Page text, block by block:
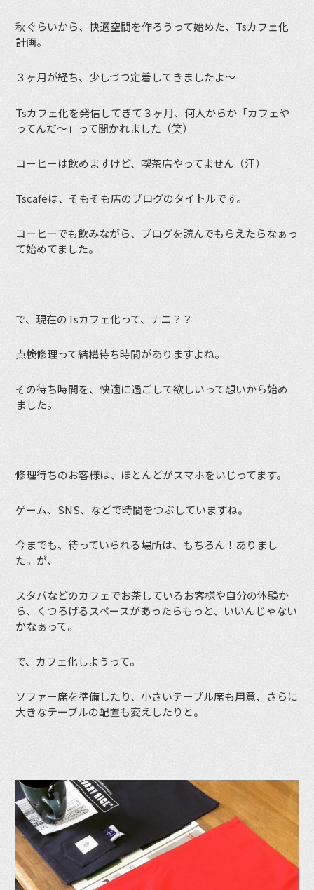
秋ぐらいから、快適空間を作ろうって始めた、Tsカフェ化
計画。
３ヶ月が経ち、少しづつ定着してきましたよ〜
Tsカフェ化を発信してきて３ヶ月、何人からか「カフェや
ってんだ〜」って聞かれました（笑）
コーヒーは飲めますけど、喫茶店やってません（汗）
Tscafeは、そもそも店のブログのタイトルです。
コーヒーでも飲みながら、ブログを読んでもらえたらなぁっ
て始めてました。
で、現在のTsカフェ化って、ナニ？？
点検修理って結構待ち時間がありますよね。
その待ち時間を、快適に過ごして欲しいって想いから始め
ました。
修理待ちのお客様は、ほとんどがスマホをいじってます。
ゲーム、SNS、などで時間をつぶしていますね。
今までも、待っていられる場所は、もちろん！ありまし
た。が、
スタバなどのカフェでお茶しているお客様や自分の体験か
ら、くつろげるスペースがあったらもっと、いいんじゃない
かなぁって。
で、カフェ化しようって。
ソファー席を準備したり、小さいテーブル席も用意、さらに
大きなテーブルの配置も変えしたりと。